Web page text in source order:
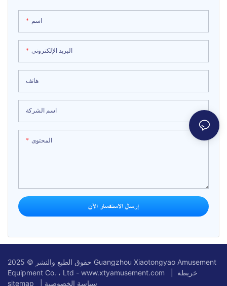
اسم
البريد الإلكتروني
هاتف
اسم الشركة
المحتوى
إرسال الاستفسار الآن
حقوق الطبع والنشر © 2025 Guangzhou Xiaotongyao Amusement
Equipment Co. ، Ltd - www.xtyamusement.com |
sitemap
سياسة الخصوصية